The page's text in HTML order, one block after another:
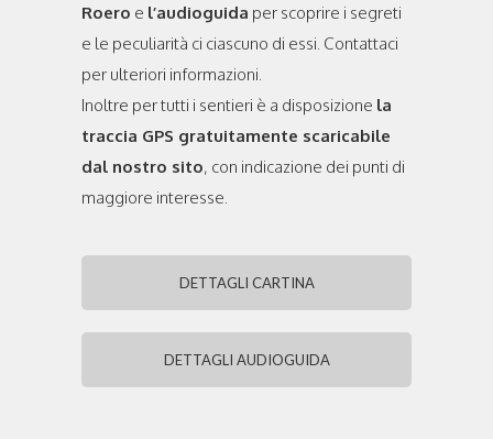
Roero e l’audioguida per scoprire i segreti
e le peculiarità ci ciascuno di essi. Contattaci
per ulteriori informazioni.
Inoltre per tutti i sentieri è a disposizione la
traccia GPS gratuitamente scaricabile
dal nostro sito, con indicazione dei punti di
maggiore interesse.
DETTAGLI CARTINA
DETTAGLI AUDIOGUIDA